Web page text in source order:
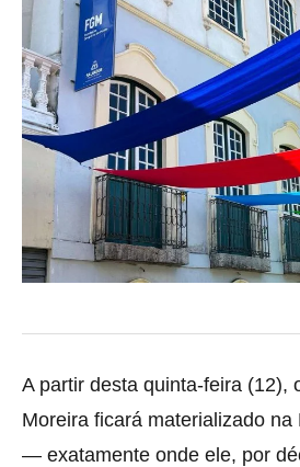
A partir desta quinta-feira (12),
Moreira ficará materializado na
— exatamente onde ele, por